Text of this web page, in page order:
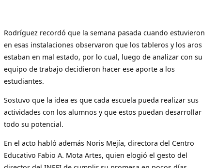
Rodríguez recordó que la semana pasada cuando estuvieron
en esas instalaciones observaron que los tableros y los aros
estaban en mal estado, por lo cual, luego de analizar con su
equipo de trabajo decidieron hacer ese aporte a los
estudiantes.
Sostuvo que la idea es que cada escuela pueda realizar sus
actividades con los alumnos y que estos puedan desarrollar
todo su potencial.
En el acto habló además Noris Mejía, directora del Centro
Educativo Fabio A. Mota Artes, quien elogió el gesto del